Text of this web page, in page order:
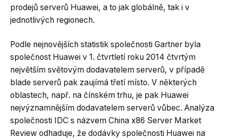
prodejů serverů Huawei, a to jak globálně, tak i v
jednotlivých regionech.
Podle nejnovějších statistik společnosti Gartner byla
společnost Huawei v 1. čtvrtletí roku 2014 čtvrtým
největším světovým dodavatelem serverů, v případě
blade serverů pak zaujímá třetí místo. V některých
oblastech, např. na čínském trhu, je pak Huawei
nejvýznamnějším dodavatelem serverů vůbec. Analýza
společnosti IDC s názvem China x86 Server Market
Review odhaduje, že dodávky společnosti Huawei na